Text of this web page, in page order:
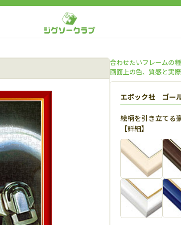
合わせたいフレームの
画面上の色、質感と実
エポック社 ゴー
絵柄を引き立てる
【詳細】